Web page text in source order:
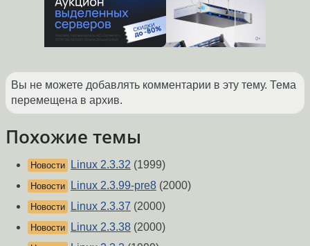
Вы не можете добавлять комментарии в эту тему. Тема
перемещена в архив.
Похожие темы
Новости Linux 2.3.32 (1999)
Новости Linux 2.3.99-pre8 (2000)
Новости Linux 2.3.37 (2000)
Новости Linux 2.3.38 (2000)